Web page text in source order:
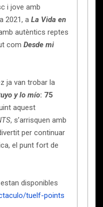
i jove amb
2021, a La Vida en
autèntics reptes
com Desde mi
ja van trobar la
y lo mío: 75
aquest
, s’arrisquen amb
per continuar
el punt fort de
disponibles
tuelf-points